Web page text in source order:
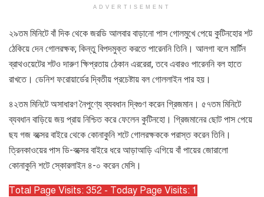
ADVERTISEMENT
২৯তম মিনিটে বাঁ দিক থেকে জরডি আলবার বাড়ানো পাস গোলমুখে পেয়ে কুটিনহোর শট
ঠেকিয়ে দেন গোলরক্ষক; কিন্তু বিপদমুক্ত করতে পারেননি তিনি। আলগা বলে মার্টিন
ব্রাথওয়েটের শটও দারুণ ক্ষিপ্রতায় ঠেকান এররেরা, তবে এবারও পারেননি বল হাতে
রাখতে। ডেনিশ ফরোয়ার্ডের দ্বিতীয় প্রচেষ্টায় বল গোললাইন পার হয়।
৪২তম মিনিটে অসাধারণ নৈপুণ্যে ব্যবধান দ্বিগুণ করেন গ্রিজমান। ৫৭তম মিনিটে
ব্যবধান বাড়িয়ে জয় প্রায় নিশ্চিত করে ফেলেন কুটিনহো। গ্রিজমানের ছোট পাস পেয়ে
ছয গজ বক্সের বাইরে থেকে কোনাকুনি শটে গোলরক্ষককে পরাস্ত করেন তিনি।
ত্রিনকাওয়ের পাস ডি-বক্সের বাইরে ধরে আড়াআড়ি এগিয়ে বাঁ পায়ের জোরালো
কোনাকুনি শটে স্কোরলাইন ৪-০ করেন মেসি।
Total Page Visits: 352 - Today Page Visits: 1